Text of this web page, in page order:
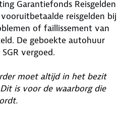
Garantiefonds Reisgelden
reisgelden bij
of faillissement van
De geboekte autohuur
vergoed.
moet altijd in het bezit
is voor de waarborg die